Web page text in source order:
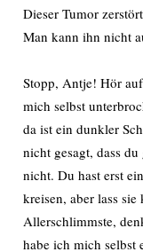
Dieser Tumor
Man kann ihn nicht
Stopp, Antje! Hör
mich selbst
da ist ein dunkler
nicht gesagt, dass
nicht. Du hast erst
kreisen, aber lass
Allerschlimmste,
habe ich mich selbst